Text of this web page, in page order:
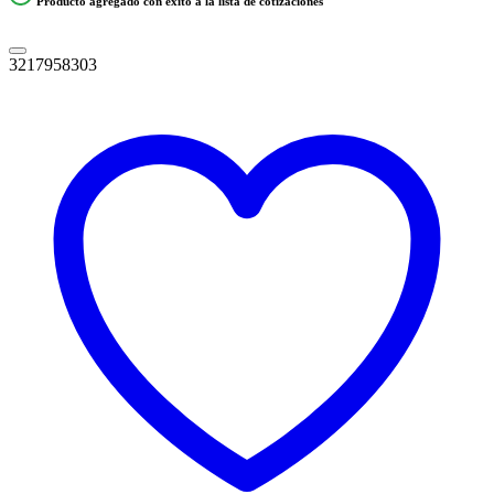
3217958303